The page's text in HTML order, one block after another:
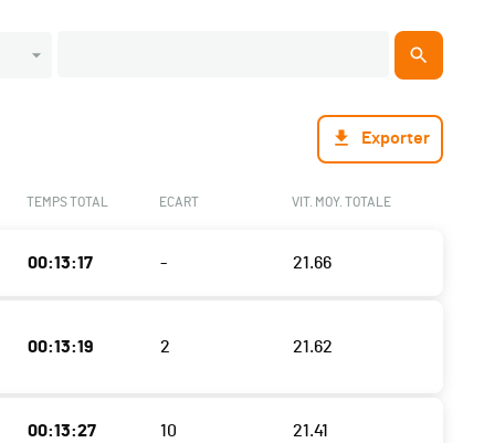
Exporter
TEMPS TOTAL ECART VIT. MOY. TOTALE
00:13:17 - 21.66
00:13:19 2 21.62
00:13:27 10 21.41